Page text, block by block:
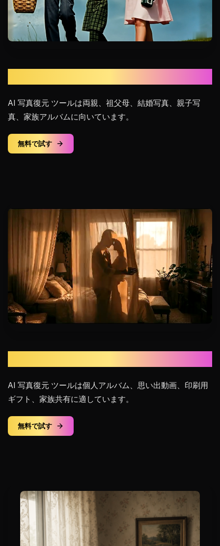
AI 写真復元 ツールは両親、祖父母、結婚写真、親子写
真、家族アルバムに向いています。
無料で試す
AI 写真復元 ツールは個人アルバム、思い出動画、印刷用
ギフト、家族共有に適しています。
無料で試す